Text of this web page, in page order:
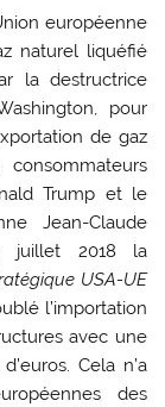
européenne
naturel liquéfié
la destructrice
pour
de gaz
Trump et le
Jean-Claude
juillet 2018 la
USA-UE
l’importation
avec une
Cela n’a
des